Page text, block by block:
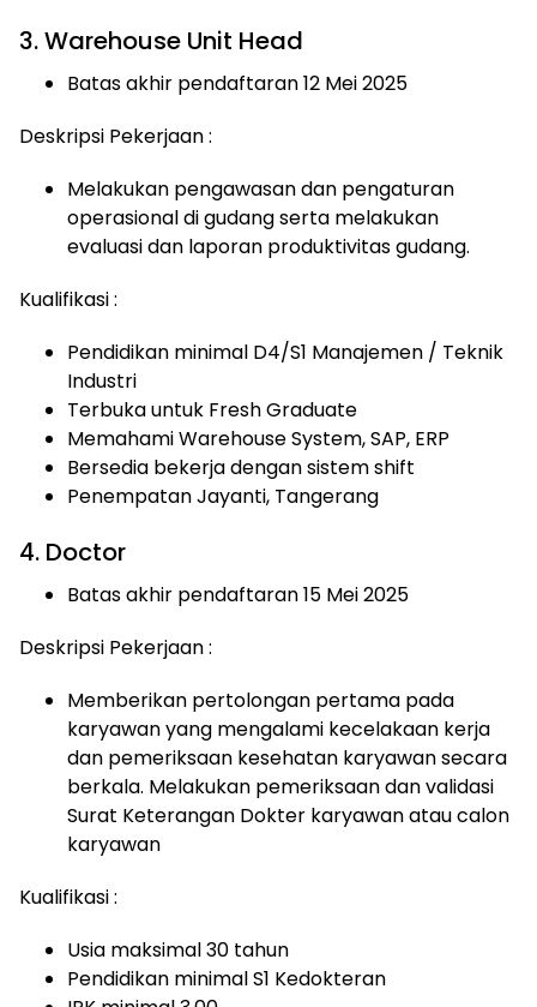
3. Warehouse Unit Head
Batas akhir pendaftaran 12 Mei 2025
Deskripsi Pekerjaan :
Melakukan pengawasan dan pengaturan
operasional di gudang serta melakukan
evaluasi dan laporan produktivitas gudang.
Kualifikasi :
Pendidikan minimal D4/S1 Manajemen / Teknik
Industri
Terbuka untuk Fresh Graduate
Memahami Warehouse System, SAP, ERP
Bersedia bekerja dengan sistem shift
Penempatan Jayanti, Tangerang
4. Doctor
Batas akhir pendaftaran 15 Mei 2025
Deskripsi Pekerjaan :
Memberikan pertolongan pertama pada
karyawan yang mengalami kecelakaan kerja
dan pemeriksaan kesehatan karyawan secara
berkala. Melakukan pemeriksaan dan validasi
Surat Keterangan Dokter karyawan atau calon
karyawan
Kualifikasi :
Usia maksimal 30 tahun
Pendidikan minimal S1 Kedokteran